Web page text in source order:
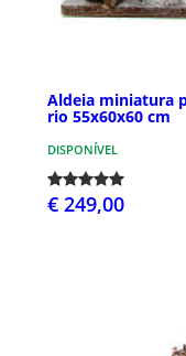
Aldeia miniatura
rio 55x60x60 cm
DISPONÍVEL
€ 249,00